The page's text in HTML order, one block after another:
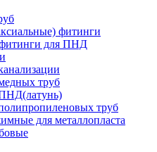
фитинги
для ПНД
труб
труб
для металлопласта